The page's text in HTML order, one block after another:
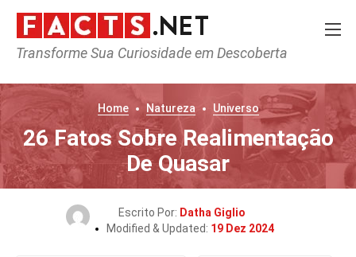
Transforme Sua Curiosidade em Descoberta
Home Natureza Universo
26 Fatos Sobre Realimentação
De Quasar
Escrito Por: Datha Giglio
Modified & Updated: 19 Dez 2024